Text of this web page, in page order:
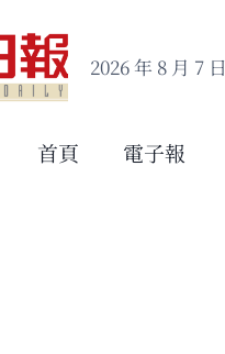
2026 年 8 月 7 日
首頁 電子報